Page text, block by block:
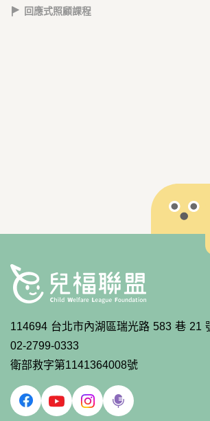
回應式照顧課程
114694 台北市內湖區瑞光路 583 巷 21
02-2799-0333
衛部救字第1141364008號